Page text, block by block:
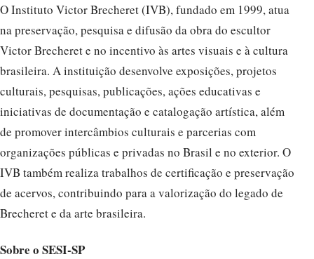
O Instituto Victor Brecheret (IVB), fundado em 1999, atua
na preservação, pesquisa e difusão da obra do escultor
Victor Brecheret e no incentivo às artes visuais e à cultura
brasileira. A instituição desenvolve exposições, projetos
culturais, pesquisas, publicações, ações educativas e
iniciativas de documentação e catalogação artística, além
de promover intercâmbios culturais e parcerias com
organizações públicas e privadas no Brasil e no exterior. O
IVB também realiza trabalhos de certificação e preservação
de acervos, contribuindo para a valorização do legado de
Brecheret e da arte brasileira.
Sobre o SESI-SP